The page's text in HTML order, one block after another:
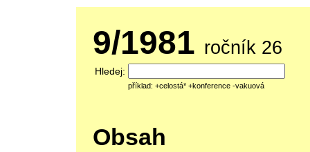
9/1981 ročník 26
Hledej:
příklad: +celostá* +konference -vakuová
Obsah